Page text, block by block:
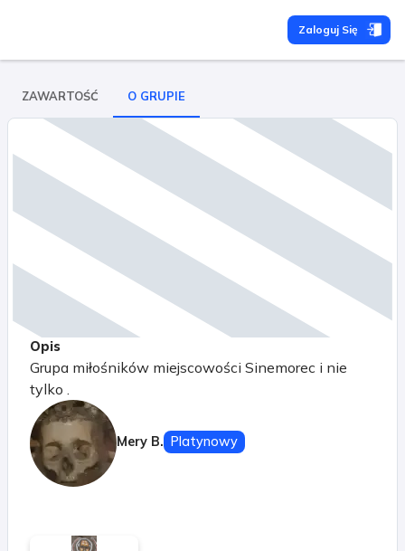
Zaloguj Się
ZAWARTOŚĆ O GRUPIE
Opis
Grupa miłośników miejscowości Sinemorec i nie
tylko .
Mery B. Platynowy